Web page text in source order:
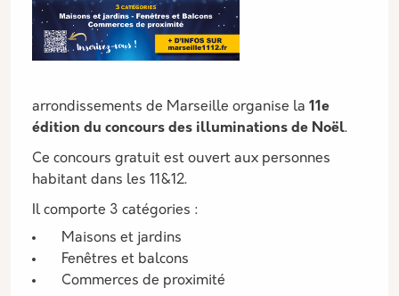
arrondissements de Marseille organise la 11e
édition du concours des illuminations de Noël.
Ce concours gratuit est ouvert aux personnes
habitant dans les 11&12.
Il comporte 3 catégories :
Maisons et jardins
Fenêtres et balcons
Commerces de proximité